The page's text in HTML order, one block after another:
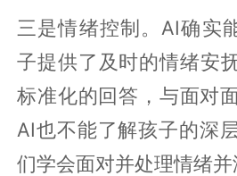
三是情绪控制。AI确实
子提供了及时的情绪安
标准化的回答，与面对
AI也不能了解孩子的深
们学会面对并处理情绪并